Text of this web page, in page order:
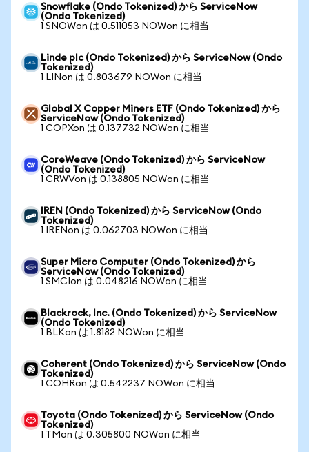
Snowflake (Ondo Tokenized) から ServiceNow
(Ondo Tokenized)
1 SNOWon は 0.511053 NOWon に相当
Linde plc (Ondo Tokenized) から ServiceNow (Ondo
Tokenized)
1 LINon は 0.803679 NOWon に相当
Global X Copper Miners ETF (Ondo Tokenized) から
ServiceNow (Ondo Tokenized)
1 COPXon は 0.137732 NOWon に相当
CoreWeave (Ondo Tokenized) から ServiceNow
(Ondo Tokenized)
1 CRWVon は 0.138805 NOWon に相当
IREN (Ondo Tokenized) から ServiceNow (Ondo
Tokenized)
1 IRENon は 0.062703 NOWon に相当
Super Micro Computer (Ondo Tokenized) から
ServiceNow (Ondo Tokenized)
1 SMCIon は 0.048216 NOWon に相当
Blackrock, Inc. (Ondo Tokenized) から ServiceNow
(Ondo Tokenized)
1 BLKon は 1.8182 NOWon に相当
Coherent (Ondo Tokenized) から ServiceNow (Ondo
Tokenized)
1 COHRon は 0.542237 NOWon に相当
Toyota (Ondo Tokenized) から ServiceNow (Ondo
Tokenized)
1 TMon は 0.305800 NOWon に相当